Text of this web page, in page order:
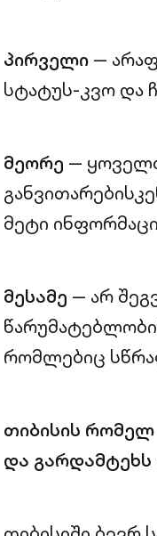
პირველი —
სტატუს-კვო და
მეორე —
მეტი
მესამე — არ
რომლებიც
თიბისის
და